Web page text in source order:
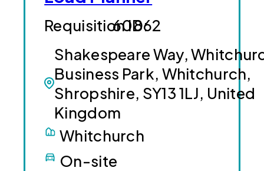
Shakespeare Way,
Business Park, Whitchurch,
Shropshire, SY13 1LJ, United
Kingdom
60862
Whitchurch
On-site